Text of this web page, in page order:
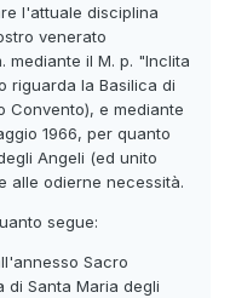
l'attuale disciplina
venerato
mediante il M. p. "Inclita
riguarda la Basilica di
Convento), e mediante
1966, per quanto
Angeli (ed unito
alle odierne necessità.
segue:
Sacro
di Santa Maria degli